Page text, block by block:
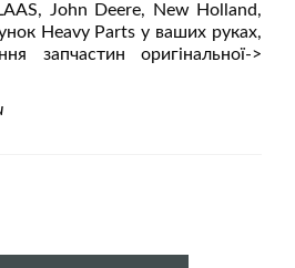
John Deere, New Holland,
Heavy Parts у ваших руках,
запчастин оригінальної->